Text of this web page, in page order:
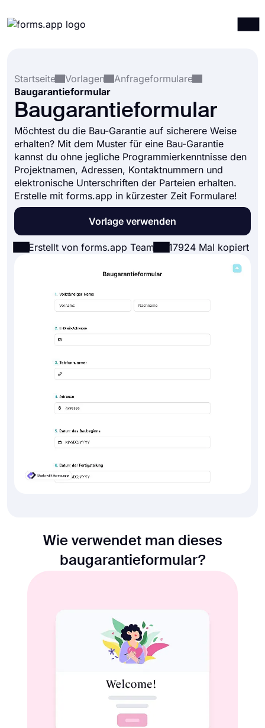
Integrationen
Vorlagen
Ressourcen
Preise
Startseite
Vorlagen
Anfrageformulare
Baugarantieformular
Baugarantieformular
Möchtest du die Bau-Garantie auf sicherere Weise
erhalten? Mit dem Muster für eine Bau-Garantie
kannst du ohne jegliche Programmierkenntnisse den
Projektnamen, Adressen, Kontaktnummern und
elektronische Unterschriften der Parteien erhalten.
Erstelle mit forms.app in kürzester Zeit Formulare!
Vorlage verwenden
Erstellt von forms.app Team 17924 Mal kopiert
Wie verwendet man dieses
baugarantieformular?